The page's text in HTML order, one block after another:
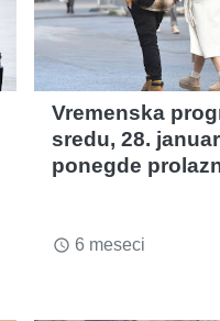
Vremenska
sredu, 28.
ponegde
access_time 6 meseci